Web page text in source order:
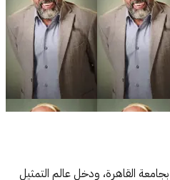
القاهرة، ودخل عالم التمثيل